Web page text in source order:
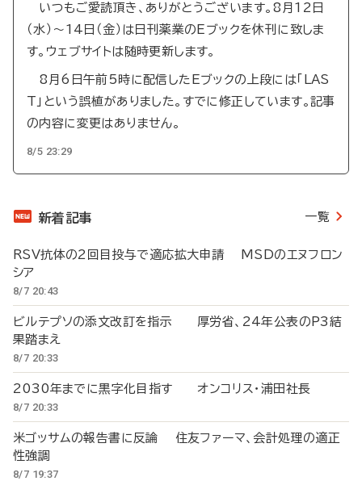
いつもご愛読頂き、ありがとうございます。8月12日
（水）～14日（金）は日刊薬業のEブックを休刊に致しま
す。ウェブサイトは随時更新します。
8月6日午前5時に配信したEブックの上段には「LAS
T」という誤植がありました。すでに修正しています。記事
の内容に変更はありません。
8/5 23:29
新着記事 一覧
RSV抗体の2回目投与で適応拡大申請 MSDのエヌフロン
シア
8/7 20:43
ビルテプソの添文改訂を指示 厚労省、24年公表のP3結
果踏まえ
8/7 20:33
2030年までに黒字化目指す オンコリス・浦田社長
8/7 20:33
米ゴッサムの報告書に反論 住友ファーマ、会計処理の適正
性強調
8/7 19:37